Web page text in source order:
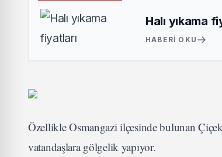
Halı yıkama
HABERI OKU
Özellikle Osmangazi ilçesinde bulunan Çiçek
vatandaşlara gölgelik yapıyor.